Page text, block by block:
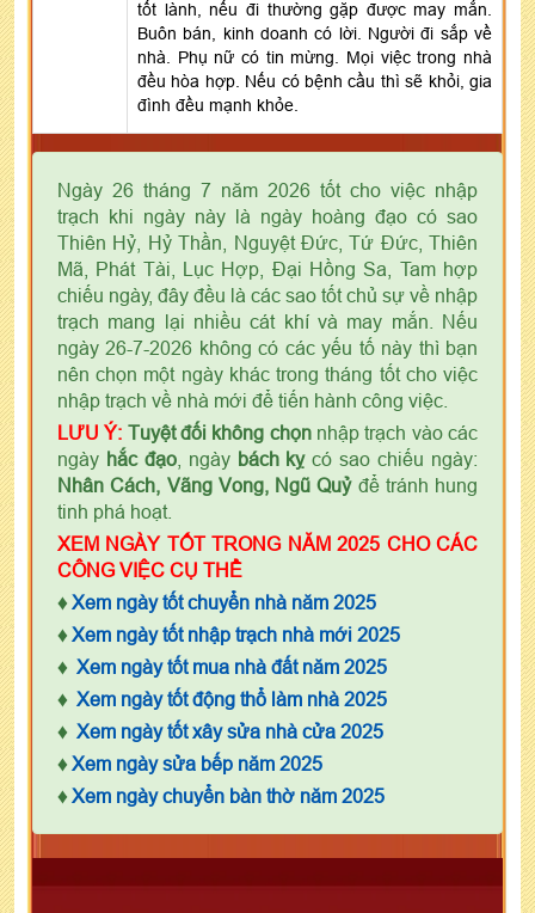
tốt lành, nếu đi thường gặp được may mắn.
Buôn bán, kinh doanh có lời. Người đi sắp về
nhà. Phụ nữ có tin mừng. Mọi việc trong nhà
đều hòa hợp. Nếu có bệnh cầu thì sẽ khỏi, gia
đình đều mạnh khỏe.
Ngày 26 tháng 7 năm 2026 tốt cho việc nhập
trạch khi ngày này là ngày hoàng đạo có sao
Thiên Hỷ, Hỷ Thần, Nguyệt Đức, Tứ Đức, Thiên
Mã, Phát Tài, Lục Hợp, Đại Hồng Sa, Tam hợp
chiếu ngày, đây đều là các sao tốt chủ sự về nhập
trạch mang lại nhiều cát khí và may mắn. Nếu
ngày 26-7-2026 không có các yếu tố này thì bạn
nên chọn một ngày khác trong tháng tốt cho việc
nhập trạch về nhà mới để tiến hành công việc.
LƯU Ý: Tuyệt đối không chọnnhập trạch vào các
ngày hắc đạo, ngày bách kỵcó sao chiếu ngày:
Nhân Cách, Vãng Vong, Ngũ Quỷđể tránh hung
tinh phá hoạt.
XEM NGÀY TỐT TRONG NĂM 2025 CHO CÁC
CÔNG VIỆC CỤ THỂ
♦ Xem ngày tốt chuyển nhà năm 2025
♦ Xem ngày tốt nhập trạch nhà mới 2025
♦ Xem ngày tốt mua nhà đất năm 2025
♦ Xem ngày tốt động thổ làm nhà 2025
♦ Xem ngày tốt xây sửa nhà cửa 2025
♦ Xem ngày sửa bếp năm 2025
♦ Xem ngày chuyển bàn thờ năm 2025